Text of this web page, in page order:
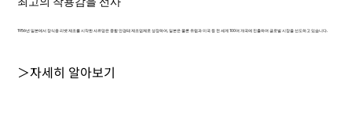
1956년 일본에서 장식용 리벳 제조를 시작한 샤르망은 종합 안경테 제조업체로 성장하여, 일본은 물론 유럽과 미국 등 전 세계 100여 개국에 진출하며 글로벌 시장을 선도하고 있습니다.
＞자세히 알아보기